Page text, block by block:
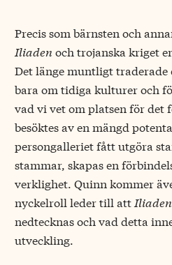
Precis som bärnsten och
Iliaden och trojanska kriget
Det länge muntligt traderade
bara om tidiga kulturer och
vad vi vet om platsen för det
besöktes av en mängd
persongalleriet fått utgöra
stammar, skapas en
verklighet. Quinn kommer
nyckelroll leder till att Iliaden
nedtecknas och vad detta
utveckling.